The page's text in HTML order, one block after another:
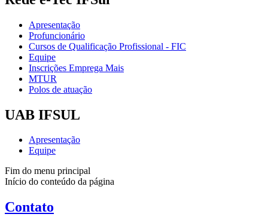
Apresentação
Profuncionário
Cursos de Qualificação Profissional - FIC
Equipe
Inscrições Emprega Mais
MTUR
Polos de atuação
UAB IFSUL
Apresentação
Equipe
Fim do menu principal
Início do conteúdo da página
Contato